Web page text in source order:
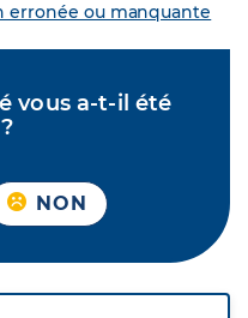
erronée ou manquante
vous a-t-il été
NON